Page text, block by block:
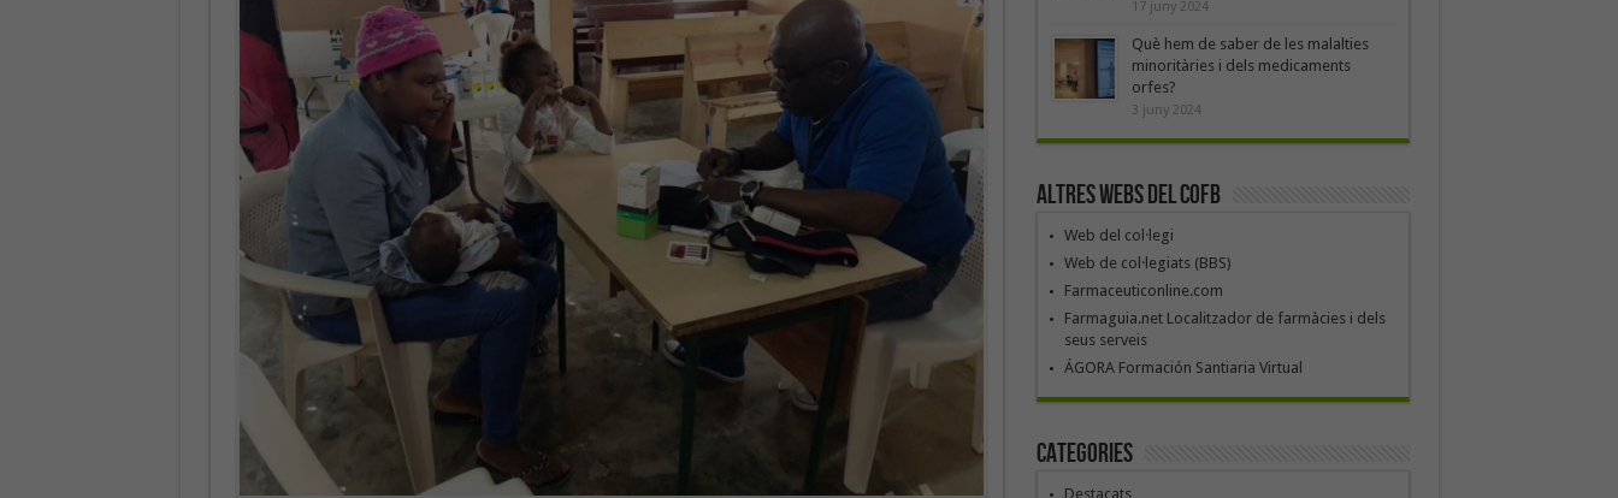
17 juny 2024
Què hem de saber de les malalties
minoritàries i dels medicaments
orfes?
3 juny 2024
Altres webs del COFB
Web del col·legi
Web de col·legiats (BBS)
Farmaceuticonline.com
Farmaguia.net Localitzador de farmàcies i dels
seus serveis
ÁGORA Formación Santiaria Virtual
Categories
Destacats